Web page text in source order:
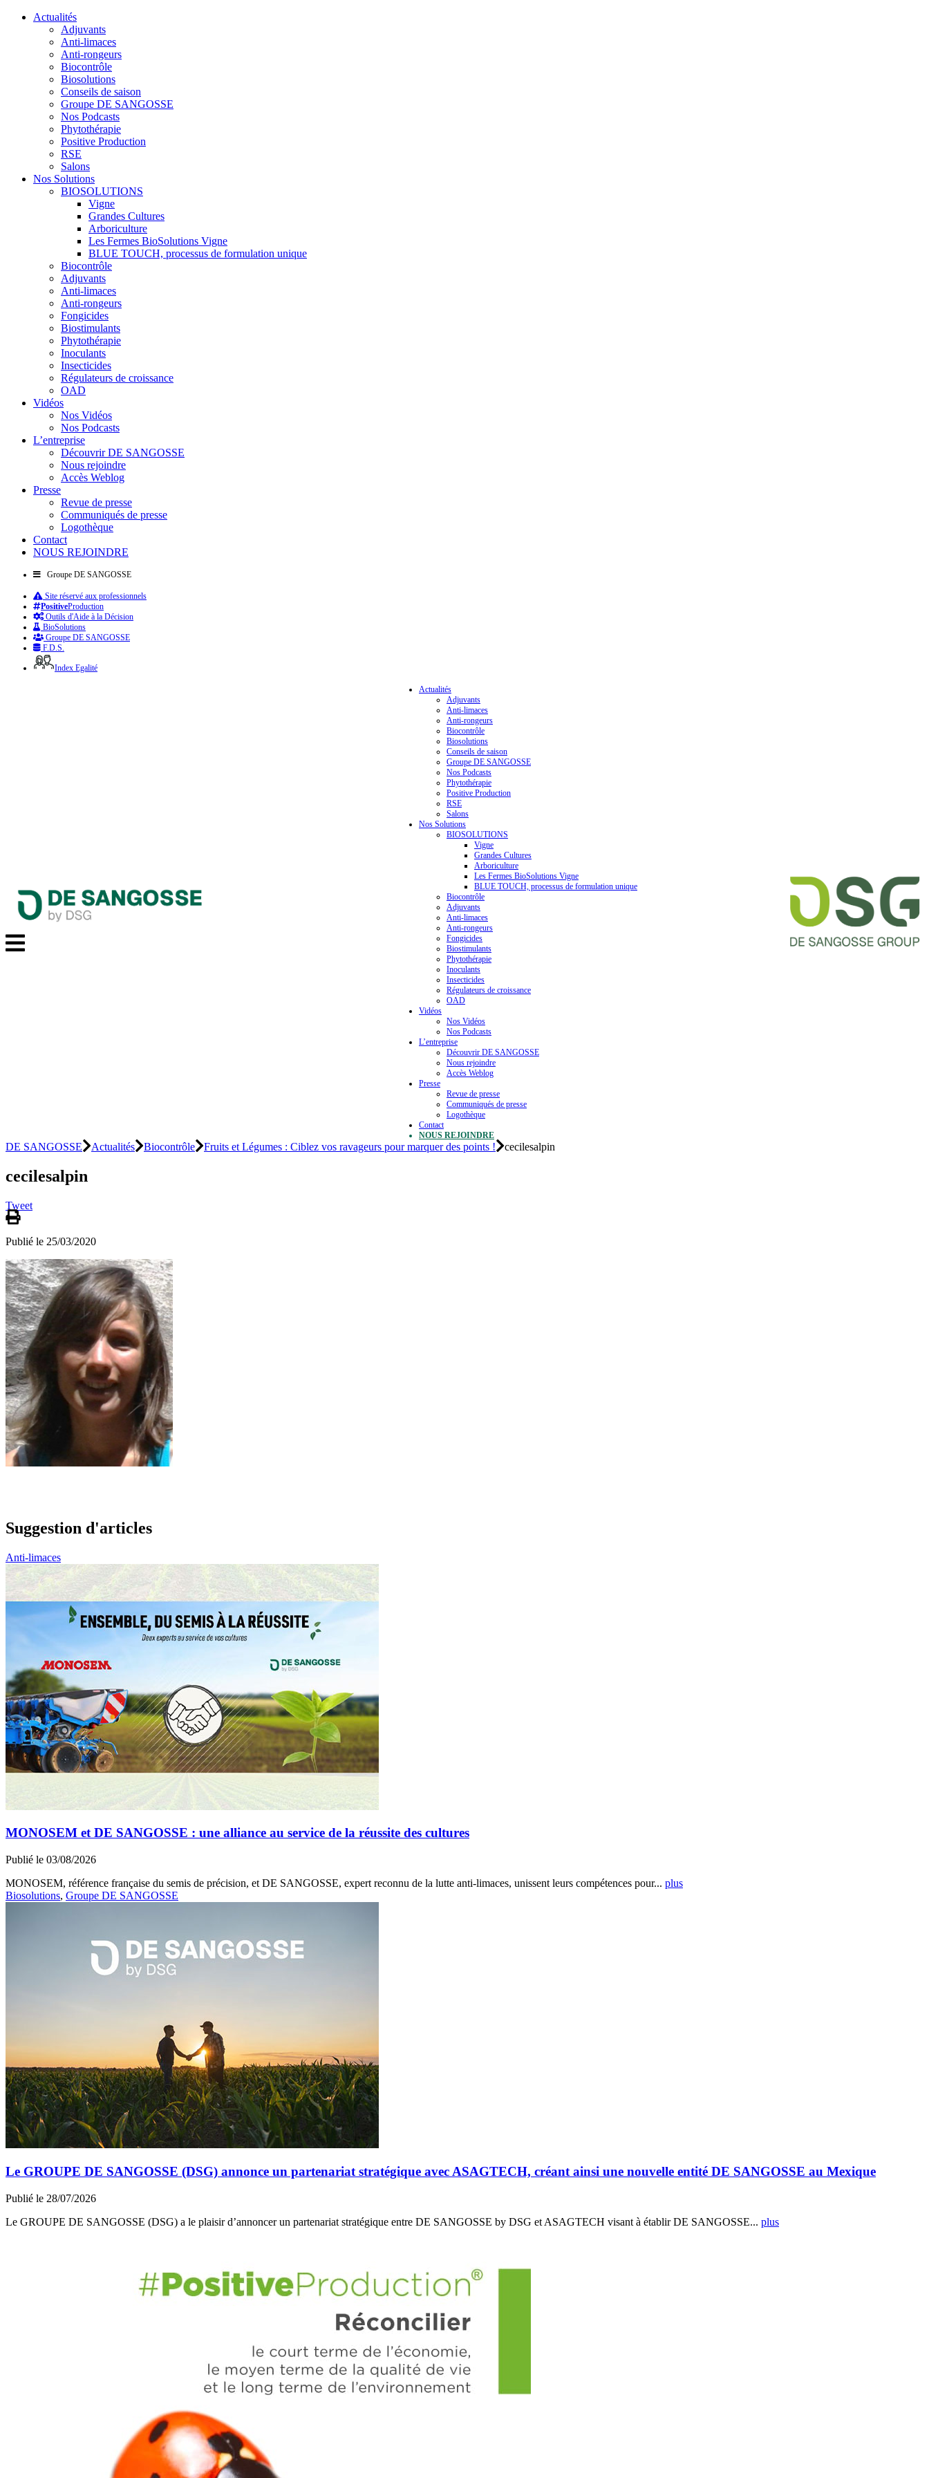
Actualités
Adjuvants
Anti-limaces
Anti-rongeurs
Biocontrôle
Biosolutions
Conseils de saison
Groupe DE SANGOSSE
Nos Podcasts
Phytothérapie
Positive Production
RSE
Salons
Nos Solutions
BIOSOLUTIONS
Vigne
Grandes Cultures
Arboriculture
Les Fermes BioSolutions Vigne
BLUE TOUCH, processus de formulation unique
Biocontrôle
Adjuvants
Anti-limaces
Anti-rongeurs
Fongicides
Biostimulants
Phytothérapie
Inoculants
Insecticides
Régulateurs de croissance
OAD
Vidéos
Nos Vidéos
Nos Podcasts
L’entreprise
Découvrir DE SANGOSSE
Nous rejoindre
Accès Weblog
Presse
Revue de presse
Communiqués de presse
Logothèque
Contact
NOUS REJOINDRE
Groupe DE SANGOSSE
Site réservé aux professionnels
PositiveProduction
Outils d'Aide à la Décision
BioSolutions
Groupe DE SANGOSSE
F.D.S.
Index Egalité
Actualités
Adjuvants
Anti-limaces
Anti-rongeurs
Biocontrôle
Biosolutions
Conseils de saison
Groupe DE SANGOSSE
Nos Podcasts
Phytothérapie
Positive Production
RSE
Salons
Nos Solutions
BIOSOLUTIONS
Vigne
Grandes Cultures
Arboriculture
Les Fermes BioSolutions Vigne
BLUE TOUCH, processus de formulation unique
Biocontrôle
Adjuvants
Anti-limaces
Anti-rongeurs
Fongicides
Biostimulants
Phytothérapie
Inoculants
Insecticides
Régulateurs de croissance
OAD
Vidéos
Nos Vidéos
Nos Podcasts
L’entreprise
Découvrir DE SANGOSSE
Nous rejoindre
Accès Weblog
Presse
Revue de presse
Communiqués de presse
Logothèque
Contact
NOUS REJOINDRE
DE SANGOSSE Actualités Biocontrôle Fruits et Légumes : Ciblez vos ravageurs pour marquer des points ! cecilesalpin
cecilesalpin
Tweet
Publié le 25/03/2020
Suggestion d'articles
Anti-limaces
MONOSEM et DE SANGOSSE : une alliance au service de la réussite des cultures
Publié le 03/08/2026
MONOSEM, référence française du semis de précision, et DE SANGOSSE, expert reconnu de la lutte anti-limaces, unissent leurs compétences pour... plus
Biosolutions, Groupe DE SANGOSSE
Le GROUPE DE SANGOSSE (DSG) annonce un partenariat stratégique avec ASAGTECH, créant ainsi une nouvelle entité DE SANGOSSE au Mexique
Publié le 28/07/2026
Le GROUPE DE SANGOSSE (DSG) a le plaisir d’annoncer un partenariat stratégique entre DE SANGOSSE by DSG et ASAGTECH visant à établir DE SANGOSSE... plus